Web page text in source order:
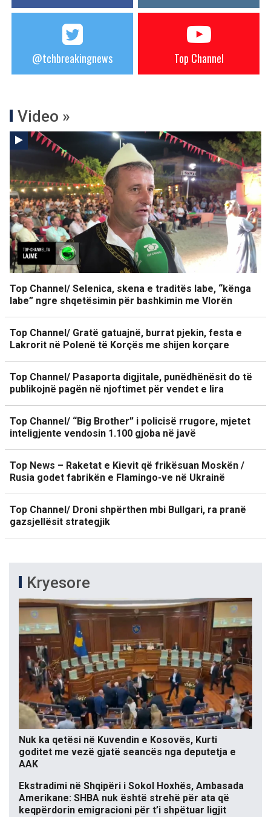
@tchbreakingnews Top Channel
Video »
Top Channel/ Selenica, skena e traditës labe, “kënga
labe” ngre shqetësimin për bashkimin me Vlorën
Top Channel/ Gratë gatuajnë, burrat pjekin, festa e
Lakrorit në Polenë të Korçës me shijen korçare
Top Channel/ Pasaporta digjitale, punëdhënësit do të
publikojnë pagën në njoftimet për vendet e lira
Top Channel/ “Big Brother” i policisë rrugore, mjetet
inteligjente vendosin 1.100 gjoba në javë
Top News – Raketat e Kievit që frikësuan Moskën /
Rusia godet fabrikën e Flamingo-ve në Ukrainë
Top Channel/ Droni shpërthen mbi Bullgari, ra pranë
gazsjellësit strategjik
Kryesore
Nuk ka qetësi në Kuvendin e Kosovës, Kurti
goditet me vezë gjatë seancës nga deputetja e
AAK
Ekstradimi në Shqipëri i Sokol Hoxhës, Ambasada
Amerikane: SHBA nuk është strehë për ata që
keqpërdorin emigracioni për t’i shpëtuar ligjit